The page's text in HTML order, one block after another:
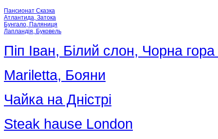
Пансионат Сказка
Атлантида, Затока
Бунгало, Паляниця
Лапландія, Буковель
Піп Іван, Білий слон, Чорна
Mariletta, Бояни
Чайка на Дністрі
Steak hause London